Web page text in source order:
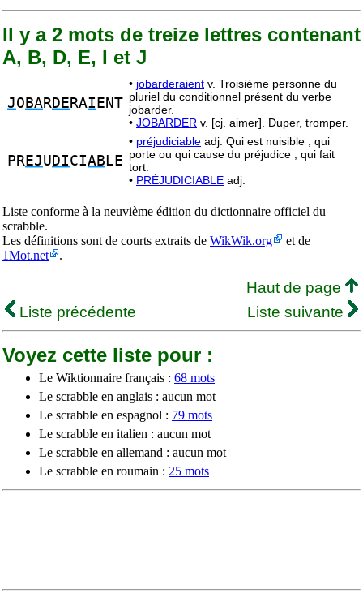
Il y a 2 mots de treize lettres contenant
A, B, D, E, I et J
JO BARDE RAI ENT
• jobarderaient v. Troisième personne du
pluriel du conditionnel présent du verbe
jobarder.
• JOBARDER v. [cj. aimer]. Duper, tromper.
PREJU DICIAB LE
• préjudiciable adj. Qui est nuisible ; qui
porte ou qui cause du préjudice ; qui fait
tort.
• PRÉJUDICIABLE adj.
Liste conforme à la neuvième édition du dictionnaire officiel du
scrabble.
Les définitions sont de courts extraits de WikWik.org
et de
1Mot.net
.
Haut de page
Liste précédente
Liste suivante
Voyez cette liste pour :
Le Wiktionnaire français : 68 mots
Le scrabble en anglais : aucun mot
Le scrabble en espagnol : 79 mots
Le scrabble en italien : aucun mot
Le scrabble en allemand : aucun mot
Le scrabble en roumain : 25 mots